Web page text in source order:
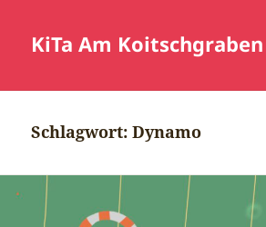
KiTa Am Koitschgraben
Schlagwort:Dynamo